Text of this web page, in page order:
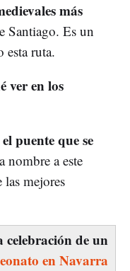
más
Santiago. Es un
esta ruta.
ver en los
el puente que se
nombre a este
mejores
de un
en Navarra